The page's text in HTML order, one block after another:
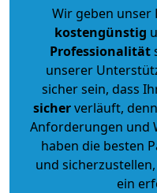
Wir geben unser
kostengünstig
Professionalität
unserer
sicher sein, dass
sicherverläuft,
Anforderungen und
haben die besten
und
ein